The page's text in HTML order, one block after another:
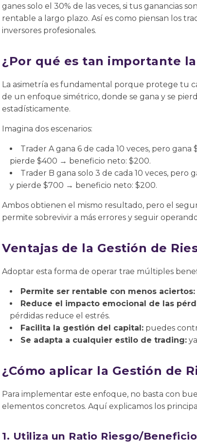
ganes solo el 30% de las veces, si tus ganancias
rentable a largo plazo. Así es como piensan los
inversores profesionales.
¿Por qué es tan importante
La asimetría es fundamental porque protege tu
de un enfoque simétrico, donde se gana y se
estadísticamente.
Imagina dos escenarios:
Trader A gana 6 de cada 10 veces, pero
pierde $400 → beneficio neto: $200.
Trader B gana solo 3 de cada 10 veces,
y pierde $700 → beneficio neto: $200.
Ambos obtienen el mismo resultado, pero el
permite sobrevivir a más errores y seguir
Ventajas de la Gestión de
Adoptar esta forma de operar trae múltiples
Permite ser rentable con menos aciertos:
Reduce el impacto emocional de las
pérdidas reduce el estrés.
Facilita la gestión del capital: puedes
Se adapta a cualquier estilo de trading:
¿Cómo aplicar la Gestión de
Para implementar este enfoque, no basta con
elementos concretos. Aquí explicamos los
1. Utiliza un Ratio Riesgo/